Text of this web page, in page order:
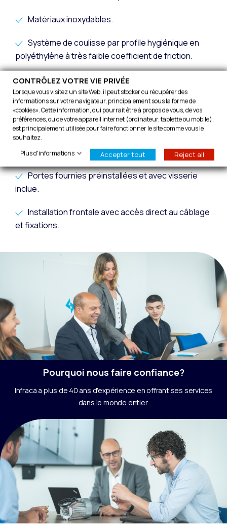
Matériaux inoxydables.
Système de coulisse par profile hygiénique en
polyéthylène à très faible coefficient de friction.
Optimisation du temps d’installation et coûts.
Programmation et réglage simple à faible
maintenance.
Système unique de sécurité avec garantie de
fonctionnement.
Portes fournies préinstallées et avec visserie
inclue.
Installation frontale avec accès direct au câblage
et fixations.
Pourquoi nous faire confiance?
Infraca a plus de 40 ans d'expérience en offrant ses services
dans le monde entier.
CONTRÔLEZ VOTRE VIE PRIVÉE
Lorsque vous visitez un site Web, il peut stocker ou récupérer des
informations sur votre navigateur, principalement sous la forme de
«cookies». Cette information, qui pourrait être à propos de vous, de vos
préférences, ou de votre appareil internet (ordinateur, tablette ou mobile),
est principalement utilisée pour faire fonctionner le site comme vous le
souhaitez.
Plus d'informations
Accepter tout Reject all